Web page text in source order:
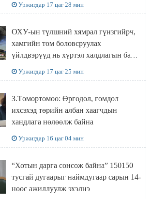
Уржигдар 17 цаг 28 мин
ОХУ-ын түлшний хямрал гүнзгийрч,
хамгийн том боловсруулах
үйлдвэрүүд нь хүртэл халдлагын бай
Уржигдар 17 цаг 25 мин
З.Төмөртөмөө: Өргөдөл, гомдол
ихсэхэд төрийн албан хаагчдын
хандлага нөлөөлж байна
Уржигдар 16 цаг 04 мин
“Хотын дарга сонсож байна” 150150
тусгай дугаарыг наймдугаар сарын 14-
нөөс ажиллуулж эхэлнэ